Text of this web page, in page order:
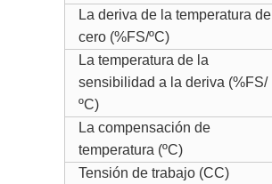
La deriva de la temperatura de
cero (%FS/ºC)
La temperatura de la
sensibilidad a la deriva (%FS/
ºC)
La compensación de
temperatura (ºC)
Tensión de trabajo (CC)